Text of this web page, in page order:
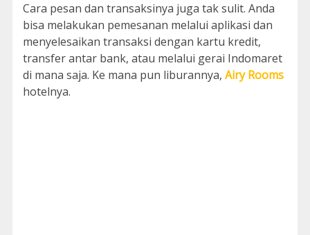
Cara pesan dan transaksinya juga tak sulit. Anda
bisa melakukan pemesanan melalui aplikasi dan
menyelesaikan transaksi dengan kartu kredit,
transfer antar bank, atau melalui gerai Indomaret
di mana saja. Ke mana pun liburannya, Airy Rooms
hotelnya.